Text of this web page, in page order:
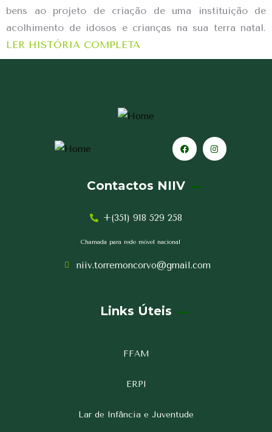
bens ao projeto de criação de uma instituição de
acolhimento de idosos e crianças na sua terra natal.
LER HISTÓRIA COMPLETA
Contactos NIIV
+(351) 918 529 258
Chamada para rede móvel nacional
niiv.torremoncorvo@gmail.com
Links Úteis
FFAM
ERPI
Lar de Infância e Juventude